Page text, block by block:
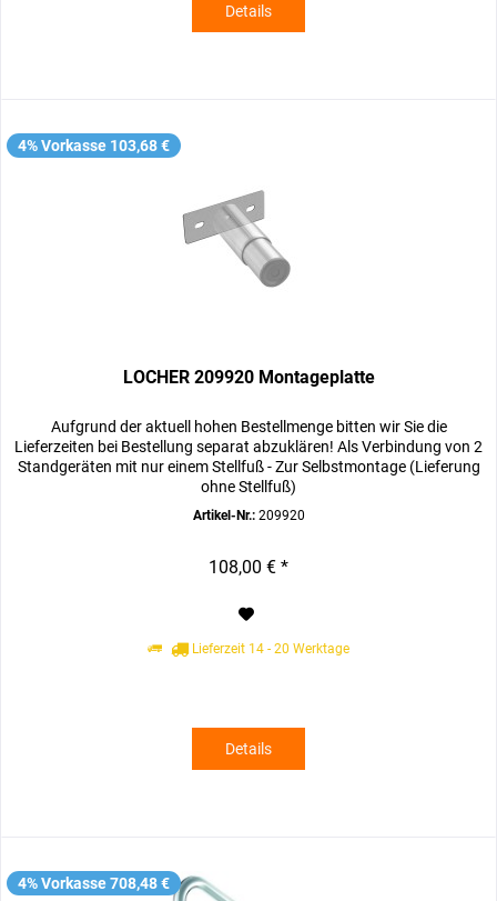
Details
4% Vorkasse 103,68 €
LOCHER 209920 Montageplatte
Aufgrund der aktuell hohen Bestellmenge bitten wir Sie die
Lieferzeiten bei Bestellung separat abzuklären! Als Verbindung von 2
Standgeräten mit nur einem Stellfuß - Zur Selbstmontage (Lieferung
ohne Stellfuß)
Artikel-Nr.:209920
108,00 € *
Lieferzeit 14 - 20 Werktage
Details
4% Vorkasse 708,48 €